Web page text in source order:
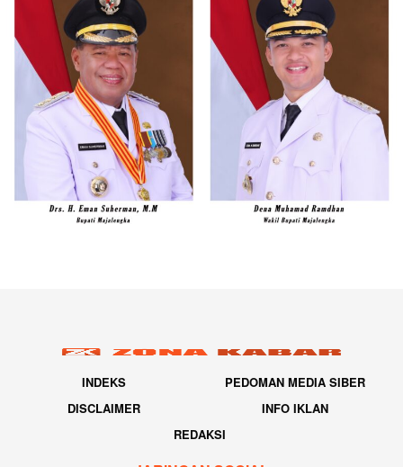
INDEKS
PEDOMAN MEDIA SIBER
DISCLAIMER
INFO IKLAN
REDAKSI